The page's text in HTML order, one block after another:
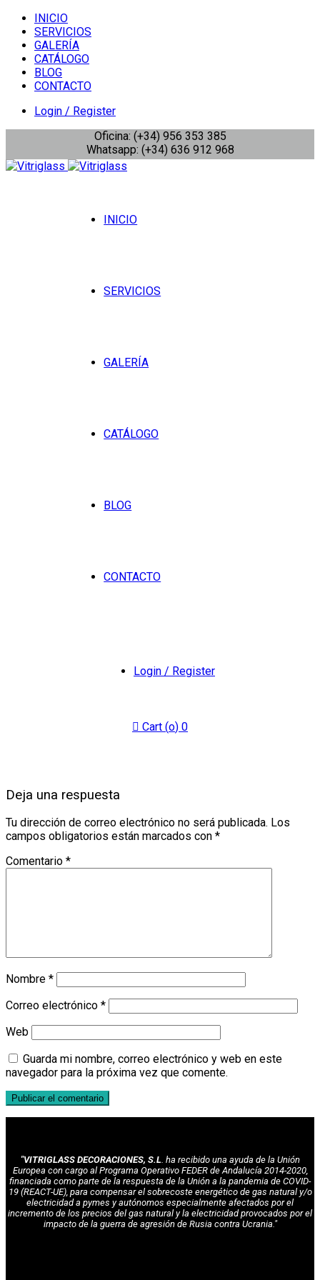
INICIO
SERVICIOS
GALERÍA
CATÁLOGO
BLOG
CONTACTO
Login / Register
Oficina: (+34) 956 353 385
Whatsapp: (+34) 636 912 968
INICIO
SERVICIOS
GALERÍA
CATÁLOGO
BLOG
CONTACTO
Login / Register
Cart (o) 0
Deja una respuesta
Tu dirección de correo electrónico no será publicada. Los
campos obligatorios están marcados con *
Comentario *
Nombre *
Correo electrónico *
Web
Guarda mi nombre, correo electrónico y web en este
navegador para la próxima vez que comente.
"VITRIGLASS DECORACIONES, S.L. ha recibido una ayuda de la Unión
Europea con cargo al Programa Operativo FEDER de Andalucía 2014-2020,
financiada como parte de la respuesta de la Unión a la pandemia de COVID-
19 (REACT-UE), para compensar el sobrecoste energético de gas natural y/o
electricidad a pymes y autónomos especialmente afectados por el
incremento de los precios del gas natural y la electricidad provocados por el
impacto de la guerra de agresión de Rusia contra Ucrania."